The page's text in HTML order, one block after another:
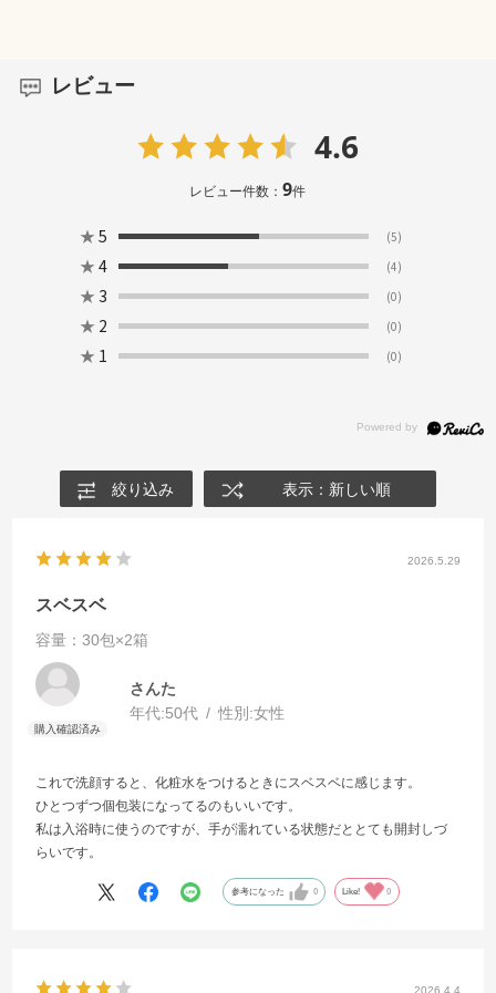
レビュー
4.6
レビュー件数：9件
★ 5 (5)
★ 4 (4)
★ 3 (0)
★ 2 (0)
★ 1 (0)
絞り込み 表示：新しい順
2026.5.29
スベスベ
容量：30包×2箱
さんた
年代:50代 性別:女性
これで洗顔すると、化粧水をつけるときにスベスベに感じます。
ひとつずつ個包装になってるのもいいです。
私は入浴時に使うのですが、手が濡れている状態だととても開封しづ
らいです。
参考になった 0 Like! 0